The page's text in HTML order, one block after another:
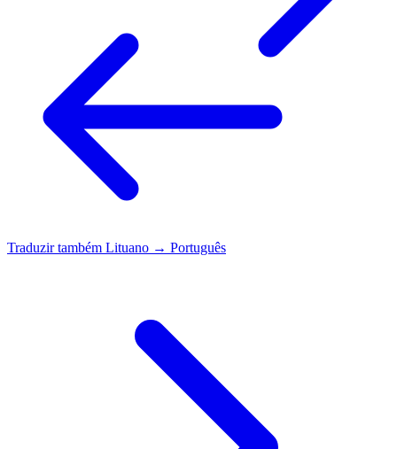
Traduzir também Lituano → Português